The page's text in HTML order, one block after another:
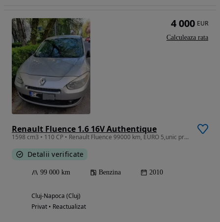
Renault Fluence 1.6 16V Authentique
1598 cm3 • 110 CP • Renault Fluence 99000 km, EURO 5,unic proprietar de noua
Detalii verificate
99 000 km Benzina 2010
Cluj-Napoca (Cluj)
Privat • Reactualizat
4 000 EUR
Calculeaza rata